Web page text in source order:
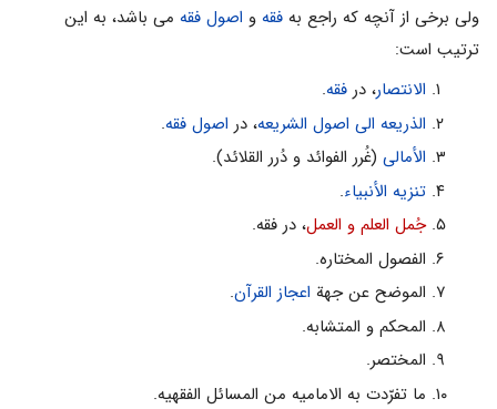
ولی برخی از آنچه که راجع به فقه و اصول فقه می باشد، به این
ترتیب است:
الانتصار، در فقه.
الذریعه الی اصول الشریعه، در اصول فقه.
الأمالی(غُرر الفوائد و دُرر القلائد).
تنزیه الأنبیاء.
جُمل العلم و العمل، در فقه.
الفصول المختاره.
الموضح عن جهة اعجاز القرآن.
المحکم و المتشابه.
المختصر.
ما تفرّدت به الامامیه من المسائل الفقهیه.